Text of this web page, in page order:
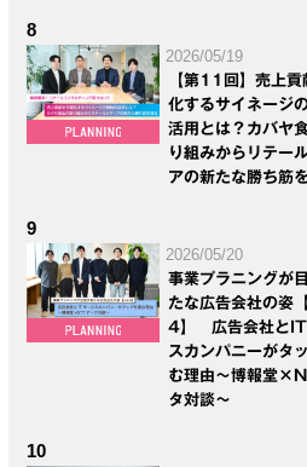
8
2026/05/19
【第11回】売上貢
化するサイネージ
活用とは？カバヤ
り組みからリテー
アの新たな勝ち筋
9
2026/05/20
事業プラニングが
たな広告会社の姿
4】 広告会社とIT
スカンパニーがタ
む理由～博報堂
タ対談～
10